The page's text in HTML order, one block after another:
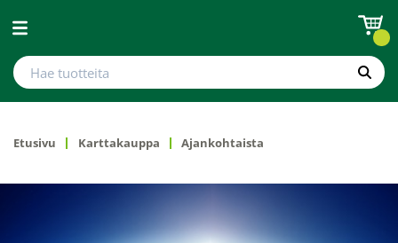
Avaa valikko
Hae tuotteita
Hae
Etusivu Karttakauppa Ajankohtaista